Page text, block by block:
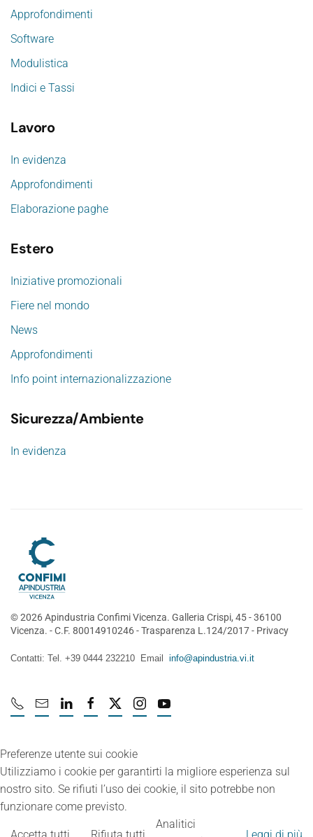
Approfondimenti
Software
Modulistica
Indici e Tassi
Lavoro
In evidenza
Approfondimenti
Elaborazione paghe
Estero
Iniziative promozionali
Fiere nel mondo
News
Approfondimenti
Info point internazionalizzazione
Sicurezza/Ambiente
In evidenza
©2026Apindustria Confimi Vicenza. Galleria Crispi, 45 - 36100
Vicenza. - C.F. 80014910246 -Trasparenza L.124/2017- Privacy
Contatti: Tel. +39 0444 232210 Email info@apindustria.vi.it
Preferenze utente sui cookie
Utilizziamo i cookie per garantirti la migliore esperienza sul
nostro sito. Se rifiuti l’uso dei cookie, il sito potrebbe non
funzionare come previsto.
Analitici